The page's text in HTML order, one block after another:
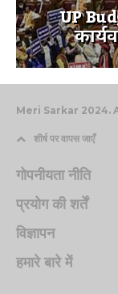
UP
Meri Sarkar 2024.
शीर्ष पर वापस जाएँ
गोपनीयता नीति
प्रयोग की शर्तें
विज्ञापन
हमारे बारे में